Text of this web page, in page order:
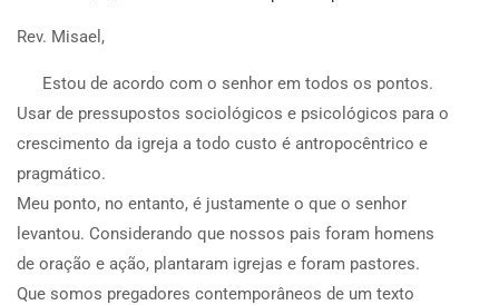
Rev. Misael,
Estou de acordo com o senhor em todos os pontos.
Usar de pressupostos sociológicos e psicológicos para o
crescimento da igreja a todo custo é antropocêntrico e
pragmático.
Meu ponto, no entanto, é justamente o que o senhor
levantou. Considerando que nossos pais foram homens
de oração e ação, plantaram igrejas e foram pastores.
Que somos pregadores contemporâneos de um texto